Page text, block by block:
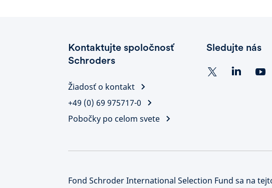
Kontaktujte spoločnosť
Schroders
Žiadosť o kontakt
+49 (0) 69 975717-0
Pobočky po celom svete
Sledujte nás
Fond Schroder International Selection Fund sa na